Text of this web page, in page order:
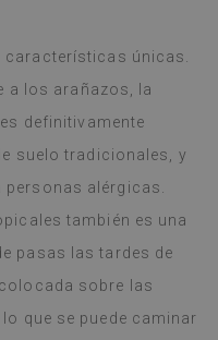
características únicas.
a los arañazos, la
definitivamente
suelo tradicionales, y
alérgicas.
también es una
pasas las tardes de
sobre las
que se puede caminar